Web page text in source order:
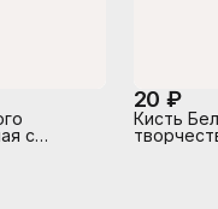
с
20 ₽
Кисть